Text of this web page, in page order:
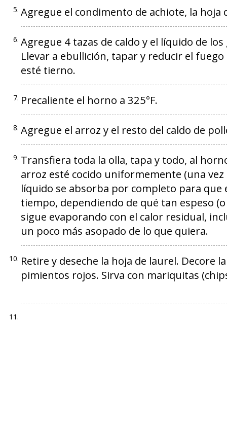
Agregue el condimento de achiote, la hoja
Agregue 4 tazas de caldo y el líquido de
Llevar a ebullición, tapar y reducir el
esté tierno.
Precaliente el horno a 325°F.
Agregue el arroz y el resto del caldo de
Transfiera toda la olla, tapa y todo, al
arroz esté cocido uniformemente (una
líquido se absorba por completo para
tiempo, dependiendo de qué tan espeso
sigue evaporando con el calor residual,
un poco más asopado de lo que quiera.
Retire y deseche la hoja de laurel. Decore
pimientos rojos. Sirva con mariquitas